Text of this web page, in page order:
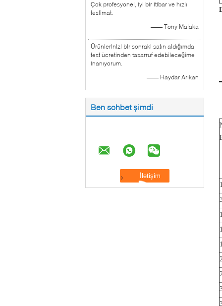
Çok profesyonel, iyi bir itibar ve hızlı
teslimat.
—— Tony Malaka
Ürünlerinizi bir sonraki satın aldığımda
test ücretinden tasarruf edebileceğime
inanıyorum.
—— Haydar Arıkan
Ben sohbet şimdi